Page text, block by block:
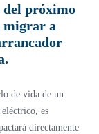
del próximo
migrar a
de vida de un
es
directamente